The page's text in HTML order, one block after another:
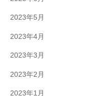
2023年5月
2023年4月
2023年3月
2023年2月
2023年1月